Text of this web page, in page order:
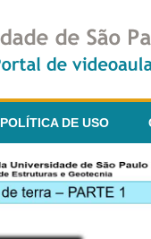
POLÍTICA DE USO